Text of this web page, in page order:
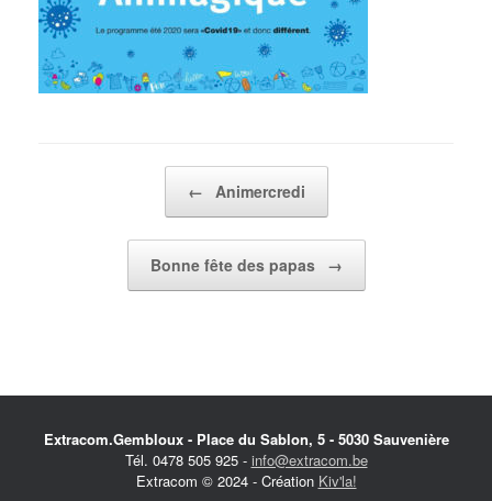
← Animercredi
Bonne fête des papas →
Extracom.Gembloux - Place du Sablon, 5 - 5030 Sauvenière
Tél. 0478 505 925 - info@extracom.be
Extracom © 2024 - Création Kiv'la!